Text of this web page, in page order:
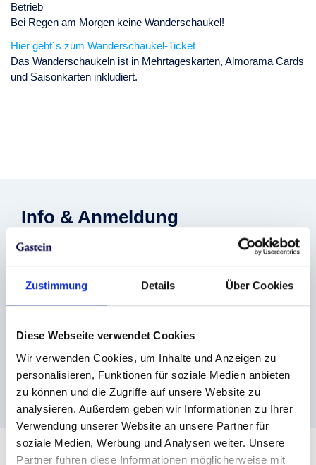
Zustimmung Details Über Cookies
Diese Webseite verwendet Cookies
Wir verwenden Cookies, um Inhalte und Anzeigen zu
personalisieren, Funktionen für soziale Medien anbieten
zu können und die Zugriffe auf unsere Website zu
analysieren. Außerdem geben wir Informationen zu Ihrer
Verwendung unserer Website an unsere Partner für
soziale Medien, Werbung und Analysen weiter. Unsere
Partner führen diese Informationen möglicherweise mit
Betrieb
Bei Regen am Morgen keine Wanderschaukel!
Hier geht´s zum Wanderschaukel-Ticket
Das Wanderschaukeln ist in Mehrtageskarten, Almorama Cards
und Saisonkarten inkludiert.
Info & Anmeldung
Gasteiner Bergbahnen AG
www.skigastein.com
Veranstaltungsort
Skigastein
Schlossalm | Angertal | Stubnerkogel | Graukogel |
Sportgastein
Österreich